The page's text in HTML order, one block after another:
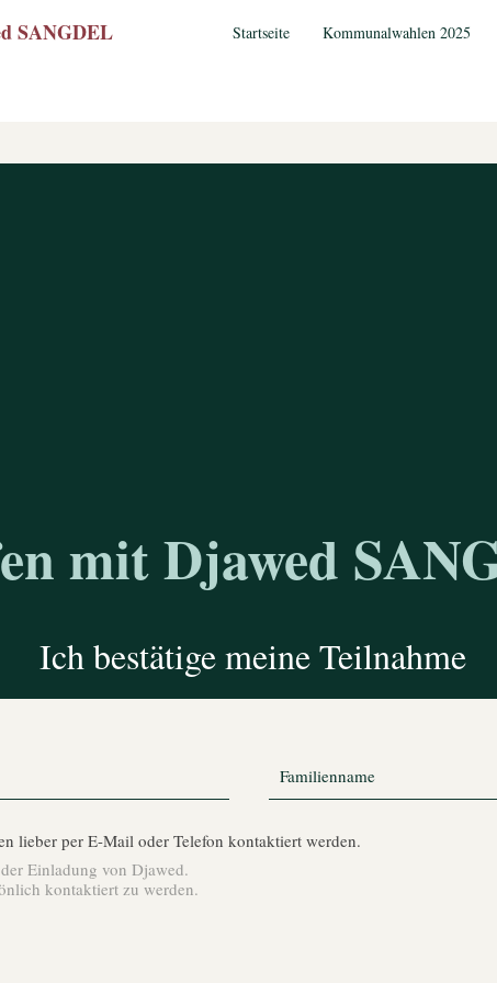
SANGDEL Startseite Kommunalwahlen 2025
mit Djawed
Ich bestätige meine Teilnahme
lieber per E-Mail oder Telefon kontaktiert werden.
Einladung von Djawed.
kontaktiert zu werden.